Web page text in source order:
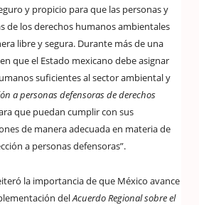
y propicio para que las personas y
de los derechos humanos ambientales
libre y segura. Durante más de una
que el Estado mexicano debe asignar
suficientes al sector ambiental y
a personas defensoras de derechos
que puedan cumplir con sus
de manera adecuada en materia de
a personas defensoras”.
la importancia de que México avance
delAcuerdo Regional sobre el